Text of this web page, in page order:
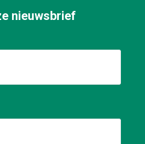
nieuwsbrief